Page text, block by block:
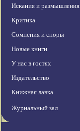
Искания и размышления
Критика
Сомнения и споры
Новые книги
У нас в гостях
Издательство
Книжная лавка
Журнальный зал